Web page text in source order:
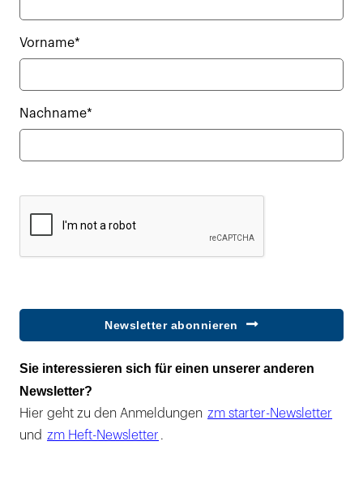
Vorname*
Nachname*
Newsletter abonnieren
Sie interessieren sich für einen unserer anderen
Newsletter?
Hier geht zu den Anmeldungen zm starter-Newsletter
und zm Heft-Newsletter .